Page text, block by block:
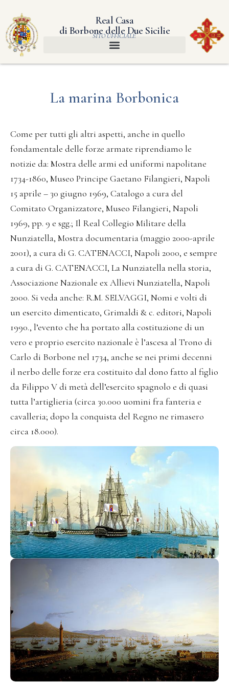
Real Casa
di Borbone delle Due Sicilie
SITO UFFICIALE
La marina Borbonica
Come per tutti gli altri aspetti, anche in quello
fondamentale delle forze armate riprendiamo le
notizie da: Mostra delle armi ed uniformi napolitane
1734-1860, Museo Principe Gaetano Filangieri, Napoli
15 aprile – 30 giugno 1969, Catalogo a cura del
Comitato Organizzatore, Museo Filangieri, Napoli
1969, pp. 9 e sgg.; Il Real Collegio Militare della
Nunziatella, Mostra documentaria (maggio 2000-aprile
2001), a cura di G. CATENACCI, Napoli 2000, e sempre
a cura di G. CATENACCI, La Nunziatella nella storia,
Associazione Nazionale ex Allievi Nunziatella, Napoli
2000. Si veda anche: R.M. SELVAGGI, Nomi e volti di
un esercito dimenticato, Grimaldi & c. editori, Napoli
1990., l’evento che ha portato alla costituzione di un
vero e proprio esercito nazionale è l’ascesa al Trono di
Carlo di Borbone nel 1734, anche se nei primi decenni
il nerbo delle forze era costituito dal dono fatto al figlio
da Filippo V di metà dell’esercito spagnolo e di quasi
tutta l’artiglieria (circa 30.000 uomini fra fanteria e
cavalleria; dopo la conquista del Regno ne rimasero
circa 18.000).